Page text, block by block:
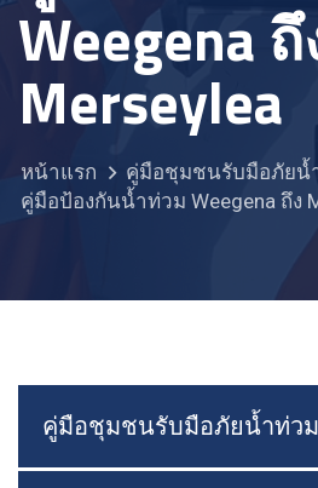
Weegena ถึ
Merseylea
หน้าแรก
คู่มือชุมชนรับมือภัยน้
คู่มือป้องกันน้ำท่วม Weegena ถึง
คู่มือชุมชนรับมือภัยน้ำท่วม